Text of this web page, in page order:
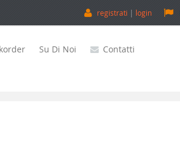
registrati login
Su Di Noi Contatti